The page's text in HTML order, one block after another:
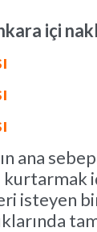
içi
ana
isteyen